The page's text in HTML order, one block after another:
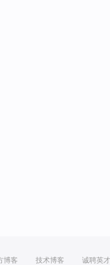
博客 技术博客 诚聘英才